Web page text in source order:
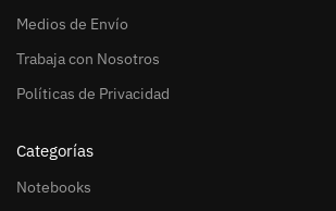
Medios de Envío
Trabaja con Nosotros
Políticas de Privacidad
Categorías
Notebooks